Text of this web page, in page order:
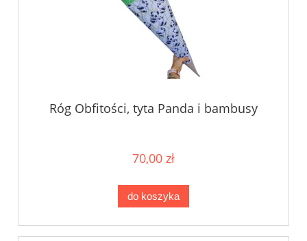
Róg Obfitości, tyta Panda i bambusy
70,00 zł
do koszyka